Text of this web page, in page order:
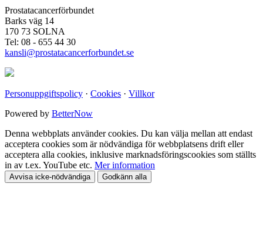
Prostatacancerförbundet
Barks väg 14
170 73 SOLNA
Tel: 08 - 655 44 30
kansli@prostatacancerforbundet.se
Personuppgiftspolicy · Cookies · Villkor
Powered by BetterNow
Denna webbplats använder cookies. Du kan välja mellan att endast
acceptera cookies som är nödvändiga för webbplatsens drift eller
acceptera alla cookies, inklusive marknadsföringscookies som ställts
in av t.ex. YouTube etc. Mer information
Avvisa icke-nödvändiga Godkänn alla